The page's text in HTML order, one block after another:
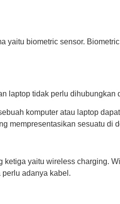
yaitu biometric sensor.
laptop tidak perlu dihubungkan
komputer atau laptop
mempresentasikan sesuatu di
ketiga yaitu wireless charging.
adanya kabel.